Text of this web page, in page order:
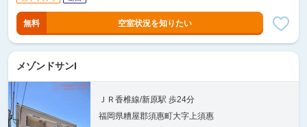
無料 空室状況を知りたい
メゾンドサンI
ＪＲ香椎線/新原駅 歩24分
福岡県糟屋郡須惠町大字上須惠